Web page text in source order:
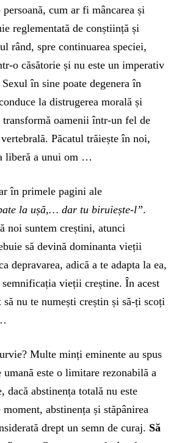
persoană, cum ar fi mâncarea și
reglementată de conștiință și
rând, spre continuarea speciei,
o căsătorie și nu este un imperativ
în sine poate degenera în
la distrugerea morală și
oamenii într-un fel de
Păcatul trăiește în noi,
liberă a unui om …
în primele pagini ale
la ușă,… dar tu biruiește-l”.
noi suntem creștini, atunci
să devină dominanta vieții
depravarea, adică a te adapta la ea,
semnificația vieții creștine. În acest
să nu te numești creștin și să-ți scoți
Multe minți eminente au spus
este o limitare rezonabilă a
dacă abstinența totală nu este
abstinența și stăpânirea
drept un semn de curaj. Să